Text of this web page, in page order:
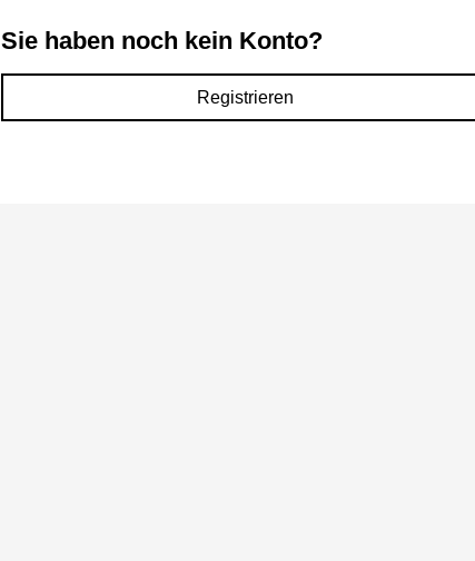
Sie haben noch kein Konto?
Registrieren